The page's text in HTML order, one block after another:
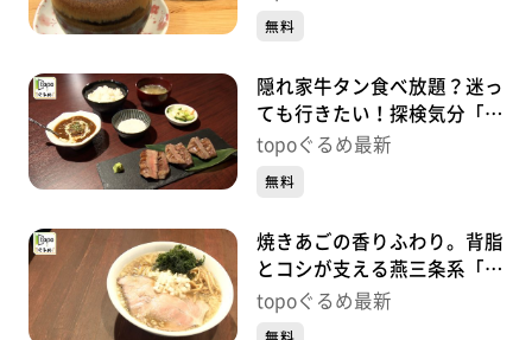
無料
隠れ家牛タン食べ放題？迷っ
ても行きたい！探検気分「仙
臺焼肉れれ」（青葉区一番
topoぐるめ最新
無料
焼きあごの香りふわり。背脂
とコシが支える燕三条系「中
華そば かけ橋」（青葉区中
topoぐるめ最新